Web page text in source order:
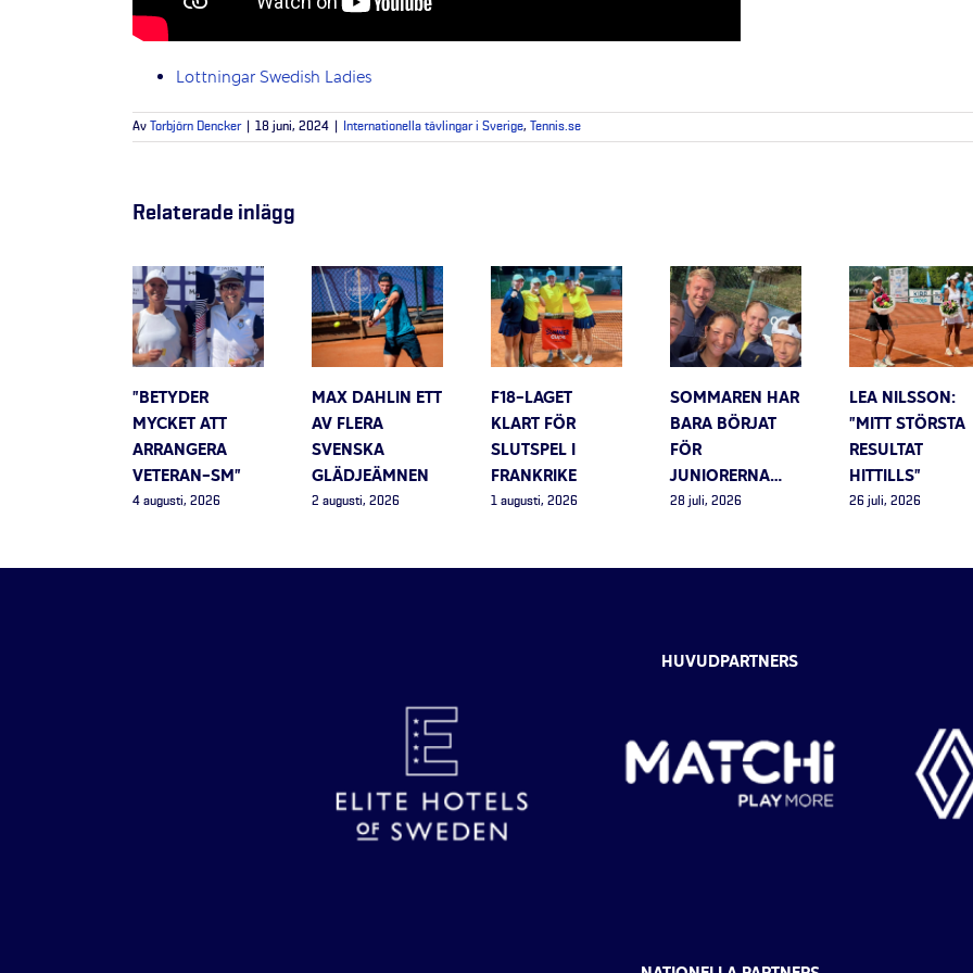
Lottningar Swedish Ladies
Av Torbjörn Dencker 18 juni, 2024 Internationella tävlingar i Sverige, Tennis.se
Relaterade inlägg
”BETYDER
MYCKET ATT
ARRANGERA
VETERAN-SM”
4 augusti, 2026
MAX DAHLIN ETT
AV FLERA
SVENSKA
GLÄDJEÄMNEN
2 augusti, 2026
F18-LAGET
KLART FÖR
SLUTSPEL I
FRANKRIKE
1 augusti, 2026
SOMMAREN HAR
BARA BÖRJAT
FÖR
JUNIORERNA…
28 juli, 2026
LEA NILSSON:
”MITT STÖRSTA
RESULTAT
HITTILLS”
26 juli, 2026
HUVUDPARTNERS